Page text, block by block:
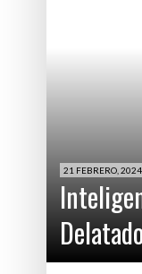
21 FEBRERO, 2024